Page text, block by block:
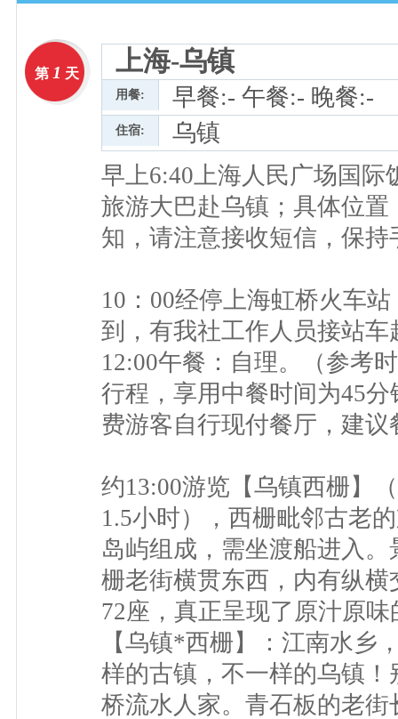
第 1 天 上海-乌镇
用餐: 早餐:- 午餐:- 晚餐:-
住宿:
乌镇
早上6:40上海人民广场国际
旅游大巴赴乌镇；具体位
知，请注意接收短信，保持
10：00经停上海虹桥火车
到，有我社工作人员接站
12:00午餐：自理。（参考
行程，享用中餐时间为45
费游客自行现付餐厅，建
约13:00游览【乌镇西栅】
1.5小时），西栅毗邻古老
岛屿组成，需坐渡船进入
栅老街横贯东西，内有纵
72座，真正呈现了原汁原
【乌镇*西栅】：江南水乡
样的古镇，不一样的乌镇
桥流水人家。青石板的老